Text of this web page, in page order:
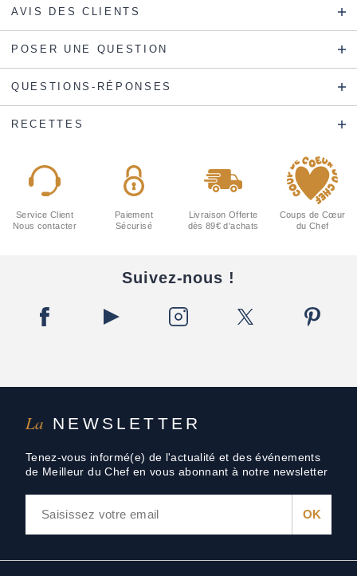
AVIS DES CLIENTS
POSER UNE QUESTION
QUESTIONS-RÉPONSES
RECETTES
La NEWSLETTER
Tenez-vous informé(e) de l'actualité et des événements
de Meilleur du Chef en vous abonnant à notre newsletter
Service Client
Nous contacter
Paiement
Sécurisé
Livraison Offerte
dès 89€ d'achats
Coups de Cœur
du Chef
Suivez-nous !